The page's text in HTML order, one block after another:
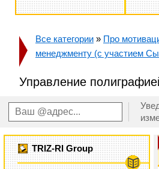
Все категории » Про
менеджменту (с участием
Управление
TRIZ-RI Group